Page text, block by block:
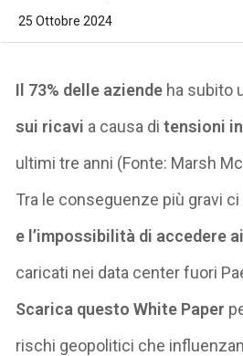
25 Ottobre 2024
Il 73% delle aziende ha subito
sui ricavi a causa ditensioni
ultimi tre anni (Fonte: Marsh
Tra le conseguenze più gravi
e l’impossibilità di accedere
caricati nei data center fuori
Scarica questo White Paper
rischi geopolitici che